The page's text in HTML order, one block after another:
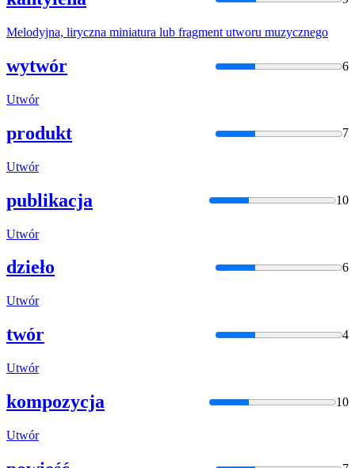
Melodyjna, liryczna miniatura lub fragment utworu muzycznego
wytwór 6
Utwór
produkt 7
Utwór
publikacja 10
Utwór
dzieło 6
Utwór
twór 4
Utwór
kompozycja 10
Utwór